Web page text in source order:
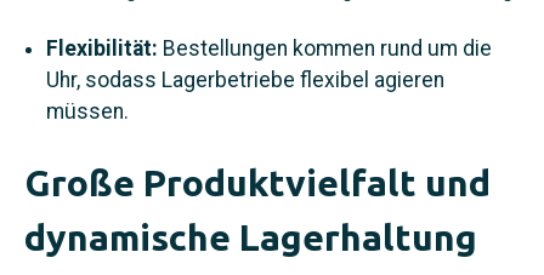
Flexibilität: Bestellungen kommen rund um die
Uhr, sodass Lagerbetriebe flexibel agieren
müssen.
Große Produktvielfalt und
dynamische Lagerhaltung